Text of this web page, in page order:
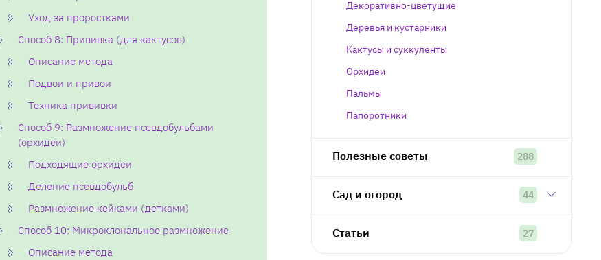
Уход за проростками
Способ 8: Прививка (для кактусов)
Описание метода
Подвои и привои
Техника прививки
Способ 9: Размножение псевдобульбами
(орхидеи)
Подходящие орхидеи
Деление псевдобульб
Размножение кейками (детками)
Способ 10: Микроклональное размножение
Описание метода
Декоративно-цветущие
Деревья и кустарники
Кактусы и суккуленты
Орхидеи
Пальмы
Папоротники
Полезные советы 288
Сад и огород 44
Статьи 27